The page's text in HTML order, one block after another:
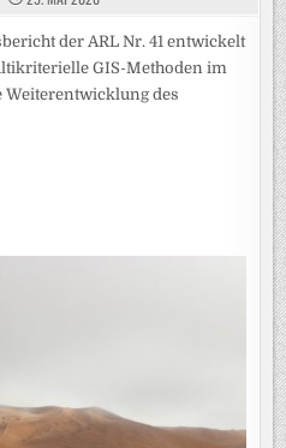
der ARL Nr. 41 entwickelt
GIS-Methoden im
des